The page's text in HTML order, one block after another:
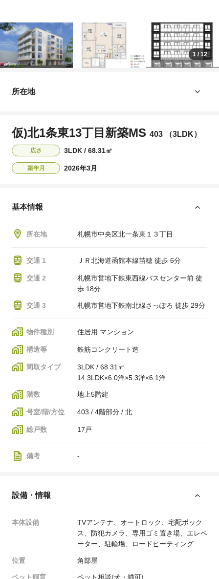
1 /12
所在地
仮)北1条東13丁目新築MS 403 （3LDK）
広さ 3LDK / 68.31㎡
築年月 2026年3月
基本情報
所在地 札幌市中央区北一条東１３丁目
交通 1 ＪＲ北海道函館本線苗穂 徒歩 6分
交通 2
札幌市営地下鉄東西線バスセンター前 徒
歩 18分
交通 3 札幌市営地下鉄南北線さっぽろ 徒歩 29分
物件種別 住居用 マンション
構造等 鉄筋コンクリート造
間取タイプ
3LDK / 68.31㎡
14.3LDK×6.0洋×5.3洋×6.1洋
階数 地上5階建
号室/階/方位 403 / 4階部分 / 北
総戸数 17戸
備考 -
設備・情報
本体設備
TVアンテナ、オートロック、宅配ボック
ス、防犯カメラ、専用ゴミ置き場、エレベ
ーター、駐輪場、ロードヒーティング
位置 角部屋
ペット飼育 ペット相談(犬・猫可)